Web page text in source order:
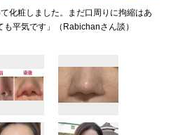
化粧しました。まだ口周りに拘縮はあ
平気です」（Rabichanさん談）